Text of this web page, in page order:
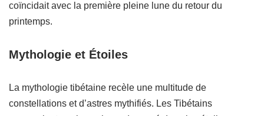
coïncidait avec la première pleine lune du retour du
printemps.
Mythologie et Étoiles
La mythologie tibétaine recèle une multitude de
constellations et d’astres mythifiés. Les Tibétains